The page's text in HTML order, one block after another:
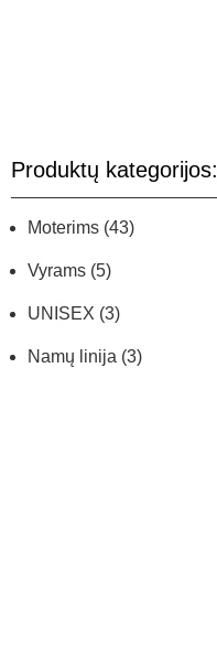
Produktų kategorijos:
Moterims (43)
Vyrams (5)
UNISEX (3)
Namų linija (3)